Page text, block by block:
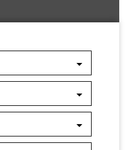
ESTIMER MON BIEN